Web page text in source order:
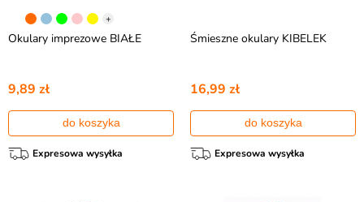
+
Okulary imprezowe BIAŁE
9,89 zł
do koszyka
Expresowa wysyłka
Śmieszne okulary KIBELEK
16,99 zł
do koszyka
Expresowa wysyłka